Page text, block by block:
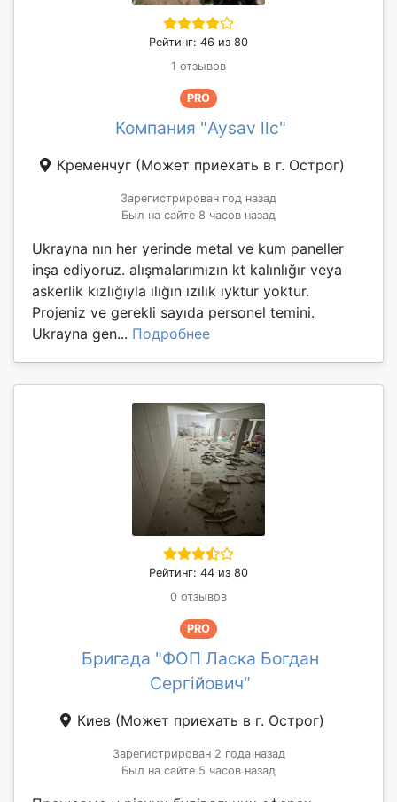
Рейтинг: 46 из 80
1 отзывов
PRO
Компания "Aysav llc"
Кременчуг (Может приехать в г. Острог)
Зарегистрирован год назад
Был на сайте 8 часов назад
Ukrayna nın her yerinde metal ve kum paneller
inşa ediyoruz. alışmalarımızın kt kalınlığır veya
askerlik kızlığıyla ılığın ızılık ıyktur yoktur.
Projeniz ve gerekli sayıda personel temini.
Ukrayna gen... Подробнее
Рейтинг: 44 из 80
0 отзывов
PRO
Бригада "ФОП Ласка Богдан
Сергійович"
Киев (Может приехать в г. Острог)
Зарегистрирован 2 года назад
Был на сайте 5 часов назад